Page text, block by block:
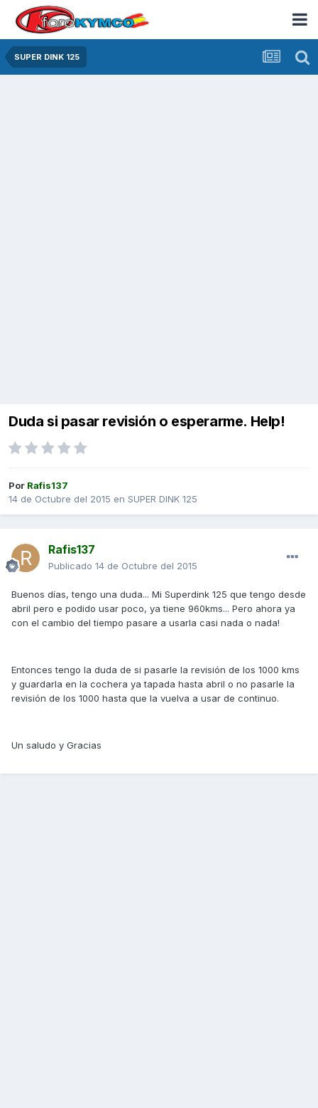
SUPER DINK 125
Duda si pasar revisión o esperarme. Help!
Por Rafis137
14 de Octubre del 2015 en SUPER DINK 125
Rafis137
Publicado 14 de Octubre del 2015
Buenos días, tengo una duda... Mi Superdink 125 que tengo desde
abril pero e podido usar poco, ya tiene 960kms... Pero ahora ya
con el cambio del tiempo pasare a usarla casi nada o nada!
Entonces tengo la duda de si pasarle la revisión de los 1000 kms
y guardarla en la cochera ya tapada hasta abril o no pasarle la
revisión de los 1000 hasta que la vuelva a usar de continuo.
Un saludo y Gracias